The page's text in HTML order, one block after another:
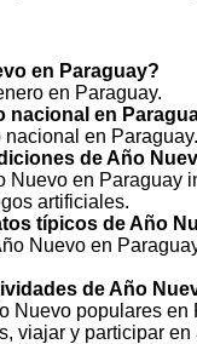
en Paraguay?
en Paraguay.
nacional en
en Paraguay.
de Año
Nuevo en Paraguay
artificiales.
típicos de Año
Nuevo en
de Año
Nuevo populares
viajar y participar